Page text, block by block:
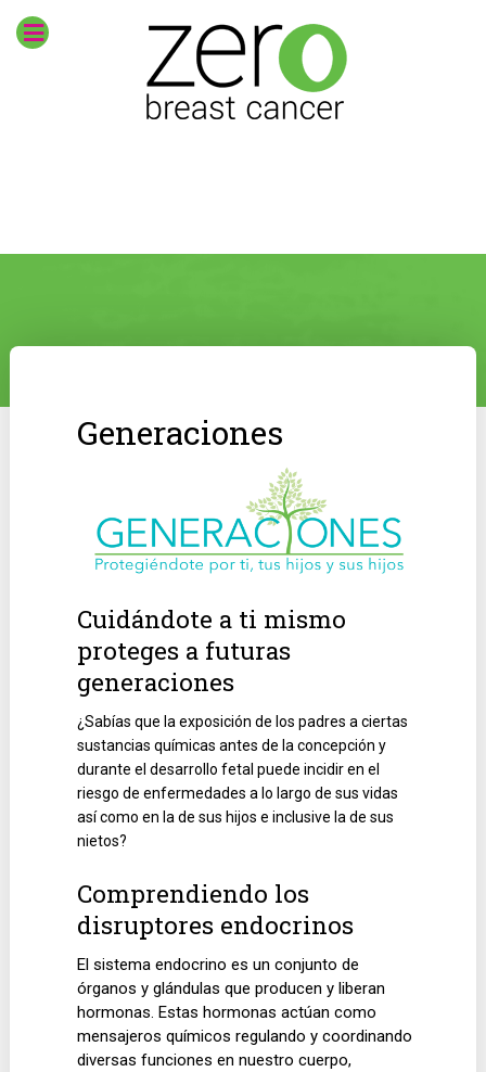
Generaciones
Cuidándote a ti mismo
proteges a futuras
generaciones
¿Sabías que la exposición de los padres a ciertas
sustancias químicas antes de la concepción y
durante el desarrollo fetal puede incidir en el
riesgo de enfermedades a lo largo de sus vidas
así como en la de sus hijos e inclusive la de sus
nietos?
Comprendiendo los
disruptores endocrinos
El sistema endocrino es un conjunto de
órganos y glándulas que producen y liberan
hormonas. Estas hormonas actúan como
mensajeros químicos regulando y coordinando
diversas funciones en nuestro cuerpo,